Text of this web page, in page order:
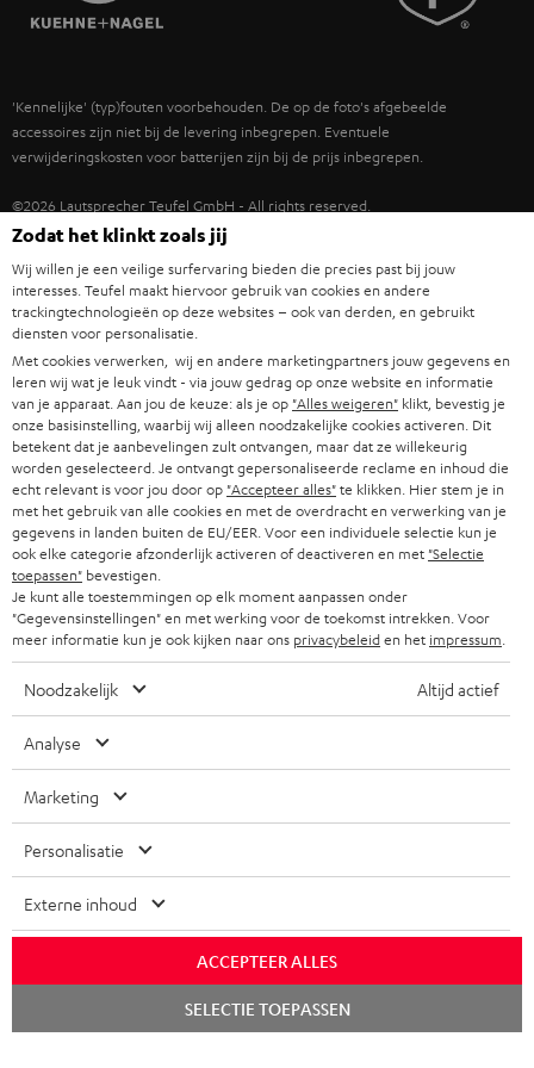
ULTIMA
FANSHOP
NIEUWKOMERS
TEUFEL STORY
DUURZAAMHEID
KADOBON
TOEGANKELIJK
POLEN
ITALIË
USA
ANDERE LANDEN
'Kennelijke' (typ)fouten voorbehouden. De op de foto's afgebeelde
accessoires zijn niet bij de levering inbegrepen. Eventuele
verwijderingskosten voor batterijen zijn bij de prijs inbegrepen.
©2026 Lautsprecher Teufel GmbH - All rights reserved.
Instellingen privacybeleid
EU Data Act hier de overeenkomst herroepen
Zodat het klinkt zoals jij
Wij willen je een veilige surfervaring bieden die precies past bij jouw
interesses. Teufel maakt hiervoor gebruik van cookies en andere
trackingtechnologieën op deze websites – ook van derden, en gebruikt
diensten voor personalisatie.
Met cookies verwerken, wij en andere marketingpartners jouw gegevens en
leren wij wat je leuk vindt - via jouw gedrag op onze website en informatie
van je apparaat. Aan jou de keuze: als je op "Alles weigeren" klikt, bevestig je
onze basisinstelling, waarbij wij alleen noodzakelijke cookies activeren. Dit
betekent dat je aanbevelingen zult ontvangen, maar dat ze willekeurig
worden geselecteerd. Je ontvangt gepersonaliseerde reclame en inhoud die
echt relevant is voor jou door op "Accepteer alles"te klikken. Hier stem je in
met het gebruik van alle cookies en met de overdracht en verwerking van je
gegevens in landen buiten de EU/EER. Voor een individuele selectie kun je
ook elke categorie afzonderlijk activeren of deactiveren en met "Selectie
toepassen" bevestigen.
Je kunt alle toestemmingen op elk moment aanpassen onder
"Gegevensinstellingen" en met werking voor de toekomst intrekken. Voor
meer informatie kun je ook kijken naar ons privacybeleiden het impressum
Noodzakelijk Altijd actief
Analyse
Marketing
Personalisatie
Externe inhoud
ACCEPTEER ALLES
SELECTIE TOEPASSEN